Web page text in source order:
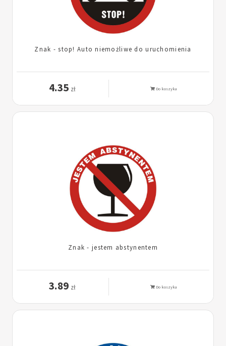
Znak - stop! Auto niemożliwe do uruchomienia
4.35 zł Do koszyka
Znak - jestem abstynentem
3.89 zł Do koszyka